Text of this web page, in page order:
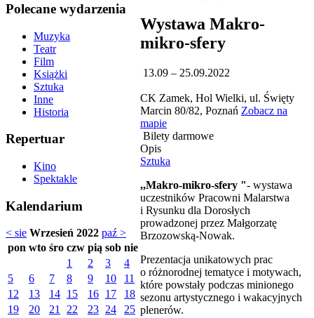
Polecane wydarzenia
Muzyka
Teatr
Film
Książki
Sztuka
Inne
Historia
Repertuar
Kino
Spektakle
Kalendarium
< sie Wrzesień 2022 paź >
pon wto śro czw pią sob nie
1
2 3
4
5
6 7 8 9 10
11
12
13 14 15 16 17
18
19
20 21 22 23 24
25
Wystawa Makro-
mikro-sfery
13.09 – 25.09.2022
CK Zamek, Hol Wielki, ul. Święty
Marcin 80/82, Poznań Zobacz na
mapie
Bilety darmowe
Opis
Sztuka
,,Makro-mikro-sfery "- wystawa
uczestników Pracowni Malarstwa
i Rysunku dla Dorosłych
prowadzonej przez Małgorzatę
Brzozowską-Nowak.
Prezentacja unikatowych prac
o różnorodnej tematyce i motywach,
które powstały podczas minionego
sezonu artystycznego i wakacyjnych
plenerów.